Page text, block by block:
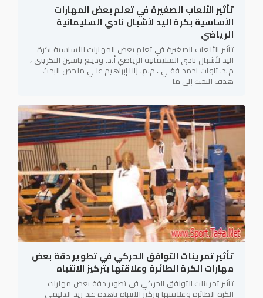
تأثير الألعاب الصغيرة في تعلم بعض المهارات
الأساسية بكرة اليد لأشبال نادي السليمانية
الرياضي
تأثير الألعاب الصغيرة في تعلم بعض المهارات الأساسية بكرة
اليد لأشبال نادي السليمانية الرياضي أ.د. وديـع ياسين التكريتي ،
م.د. ئاوات احمد فقـي ، م.م. زانا إبراهيم علـي ملخص البحث
هدف البحث إلى ما
تأثير تمرينات التوافق الحركي في تطوير دقة بعض
مهارات الكرة الطائرة وعلاقتها بتركيز الانتباه
تأثير تمرينات التوافق الحركي في تطوير دقة بعض مهارات
الكرة الطائرة وعلاقتها بتركيز الانتباه ناهدة عبد زيد الدليمي